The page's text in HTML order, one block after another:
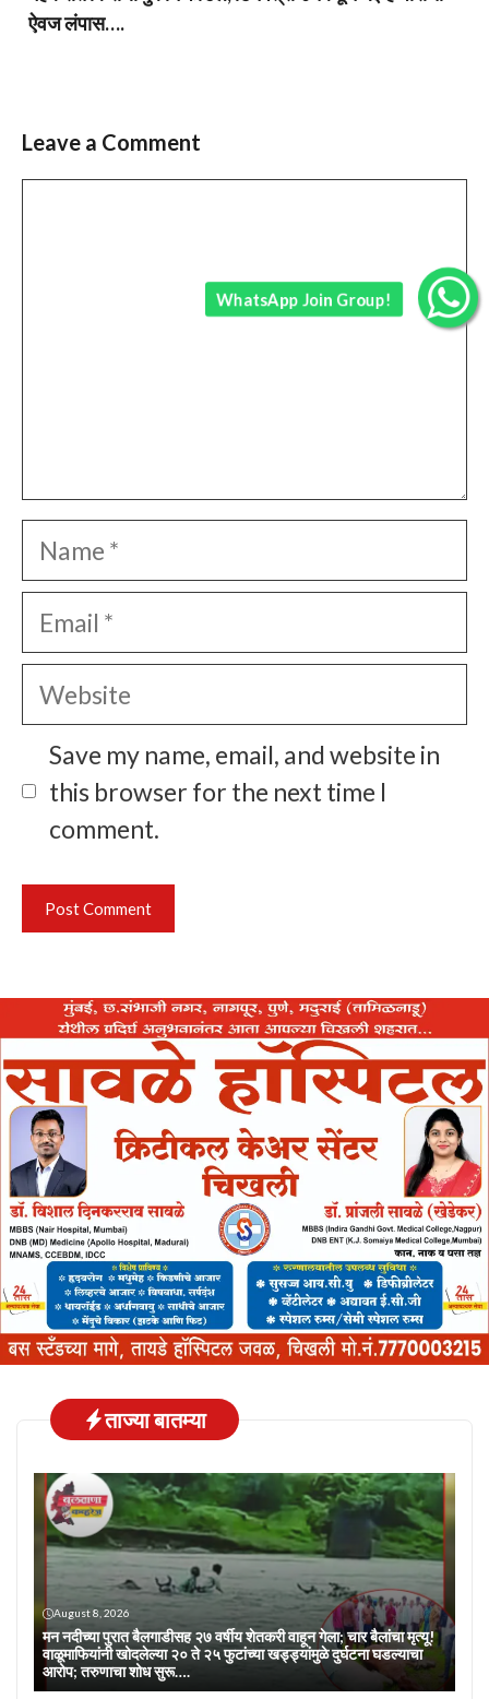
ऐवज लंपास….
Leave a Comment
Name
Email
Website
Save my name, email, and website in
this browser for the next time I
comment.
ताज्या बातम्या
August 8, 2026
मन नदीच्या पुरात बैलगाडीसह २७ वर्षीय शेतकरी वाहून गेला; चार बैलांचा मृत्यू!
वाळूमाफियांनी खोदलेल्या २० ते २५ फुटांच्या खड्ड्यांमुळे दुर्घटना घडल्याचा
आरोप; तरुणाचा शोध सुरू….
WhatsApp Join Group!